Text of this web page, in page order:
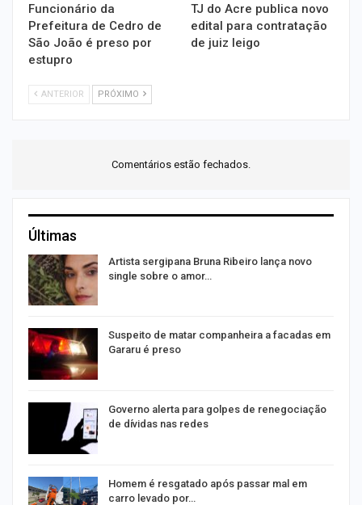
Funcionário da
Prefeitura de Cedro de
São João é preso por
estupro
TJ do Acre publica novo
edital para contratação
de juiz leigo
ANTERIOR PRÓXIMO
Comentários estão fechados.
Últimas
Artista sergipana Bruna Ribeiro lança novo
single sobre o amor…
Suspeito de matar companheira a facadas em
Gararu é preso
Governo alerta para golpes de renegociação
de dívidas nas redes
Homem é resgatado após passar mal em
carro levado por…